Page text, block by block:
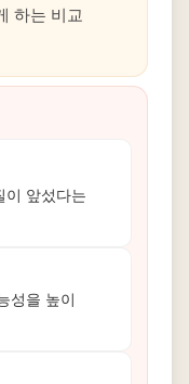
하는 비교
이 앞섰다는
성을 높이